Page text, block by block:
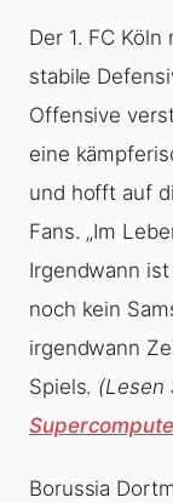
Der 1. FC
stabile
Offensive
eine
und hofft auf
Fans. „Im
Irgendwann
noch kein
irgendwann
Spiels. (Lesen
Borussia